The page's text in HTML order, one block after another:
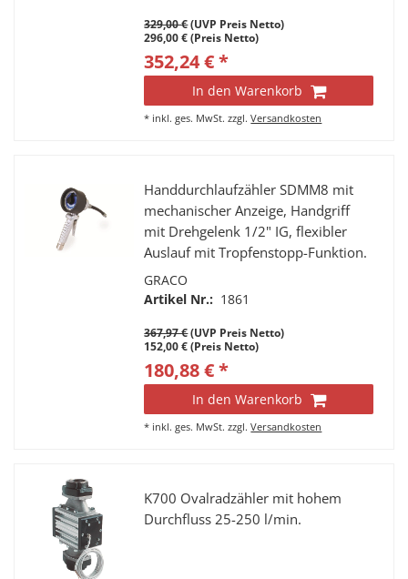
329,00 €(UVP Preis Netto)
296,00 € (Preis Netto)
352,24 € *
In den Warenkorb
* inkl. ges. MwSt. zzgl.Versandkosten
Handdurchlaufzähler SDMM8 mit
mechanischer Anzeige, Handgriff
mit Drehgelenk 1/2" IG, flexibler
Auslauf mit Tropfenstopp-Funktion.
Durchfluss max. 16 l/min.
GRACO
Artikel Nr.: 1861
367,97 €(UVP Preis Netto)
152,00 € (Preis Netto)
180,88 € *
In den Warenkorb
* inkl. ges. MwSt. zzgl.Versandkosten
K700 Ovalradzähler mit hohem
Durchfluss 25-250 l/min.